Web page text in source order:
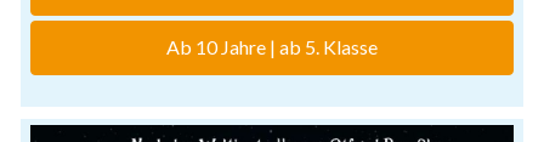
Ab 10 Jahre | ab 5. Klasse